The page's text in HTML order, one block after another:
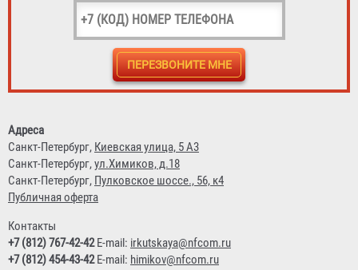
Рукав пожарный "Премиум" РПМ(В)-40-1,6-И-УХЛ1
3 043 ₽
Адреса
Санкт-Петербург, Киевская улица, 5 А3
Санкт-Петербург,ул.Химиков, д.18
Санкт-Петербург, Пулковское шоссе., 56, к4
Публичная оферта
Контакты
+7 (812) 767-42-42E-mail: irkutskaya@nfcom.ru
+7 (812) 454-43-42E-mail: himikov@nfcom.ru